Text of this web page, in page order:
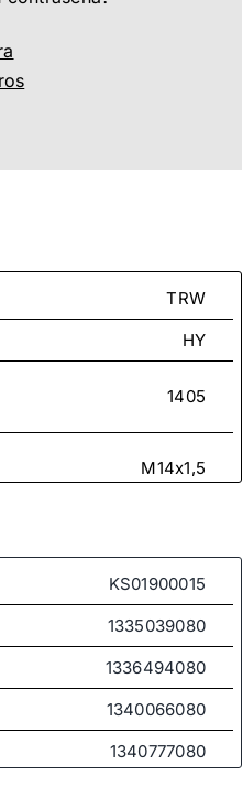
TRW
HY
1405
M14x1,5
KS01900015
1335039080
1336494080
1340066080
1340777080